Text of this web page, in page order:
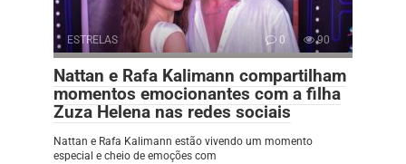
ESTRELAS 0 90
Nattan e Rafa Kalimann compartilham
momentos emocionantes com a filha
Zuza Helena nas redes sociais
Nattan e Rafa Kalimann estão vivendo um momento
especial e cheio de emoções com